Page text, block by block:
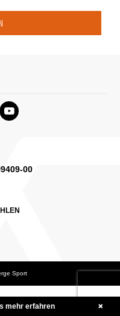
00
Sport
mehr erfahren